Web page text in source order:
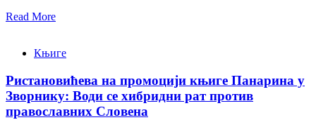
Read More
Књиге
Ристановићева на промоцији књиге Панарина у
Зворнику: Води се хибридни рат против
православних Словена